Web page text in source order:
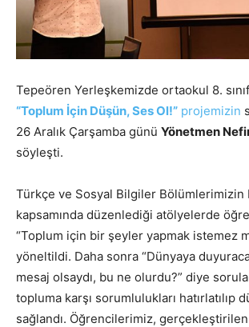
Tepeören Yerleşkemizde ortaokul 8.
“Toplum İçin Düşün, Ses Ol!” projemizin
26 Aralık Çarşamba günü Yönetmen
söyleşti.
Türkçe ve Sosyal Bilgiler Bölümlerimizin
kapsamında düzenlediği atölyelerde
“Toplum için bir şeyler yapmak istemez
yöneltildi. Daha sonra “Dünyaya
mesaj olsaydı, bu ne olurdu?” diye
topluma karşı sorumlulukları hatırlatılıp
sağlandı. Öğrencilerimiz,